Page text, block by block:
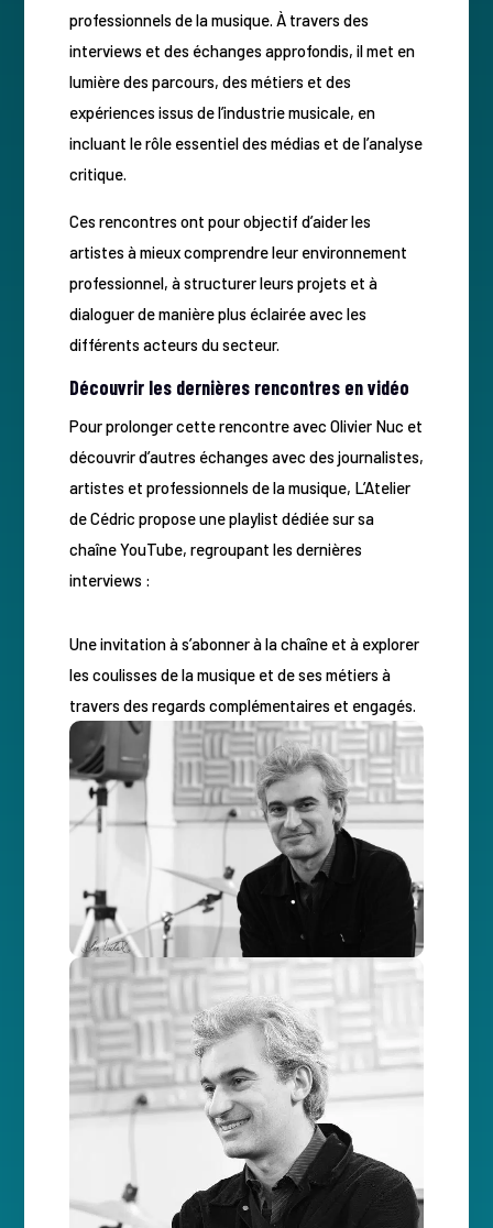
professionnels de la musique. À travers des
interviews et des échanges approfondis, il met en
lumière des parcours, des métiers et des
expériences issus de l’industrie musicale, en
incluant le rôle essentiel des médias et de l’analyse
critique.
Ces rencontres ont pour objectif d’aider les
artistes à mieux comprendre leur environnement
professionnel, à structurer leurs projets et à
dialoguer de manière plus éclairée avec les
différents acteurs du secteur.
Découvrir les dernières rencontres en vidéo
Pour prolonger cette rencontre avec Olivier Nuc et
découvrir d’autres échanges avec des journalistes,
artistes et professionnels de la musique, L’Atelier
de Cédric propose une playlist dédiée sur sa
chaîne YouTube, regroupant les dernières
interviews :
Une invitation à s’abonner à la chaîne et à explorer
les coulisses de la musique et de ses métiers à
travers des regards complémentaires et engagés.